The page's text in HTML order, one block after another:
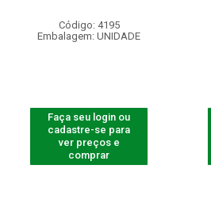
Código: 4195
Embalagem: UNIDADE
Faça seu login ou
cadastre-se para
ver preços e
comprar